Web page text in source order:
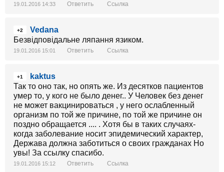
19.01.2016 14:33 Ответить Ссылка
+2
Vedana
Безвідповідальне ляпання язиком.
19.01.2016 15:01 Ответить Ссылка
+1
kaktus
Так то оно так, но опять же. Из десятков пациентов
умер то, у кого не было денег.. У Человек без денег
не может вакцинироваться , у него ослабленный
организм по той же причине, по той же причине он
поздно обращается .... . Хотя бы в таких случаях-
когда заболевание носит эпидемический характер,
Держава должна заботиться о своих гражданах Но
увы! За ссылку спасибо.
19.01.2016 15:12 Ответить Ссылка